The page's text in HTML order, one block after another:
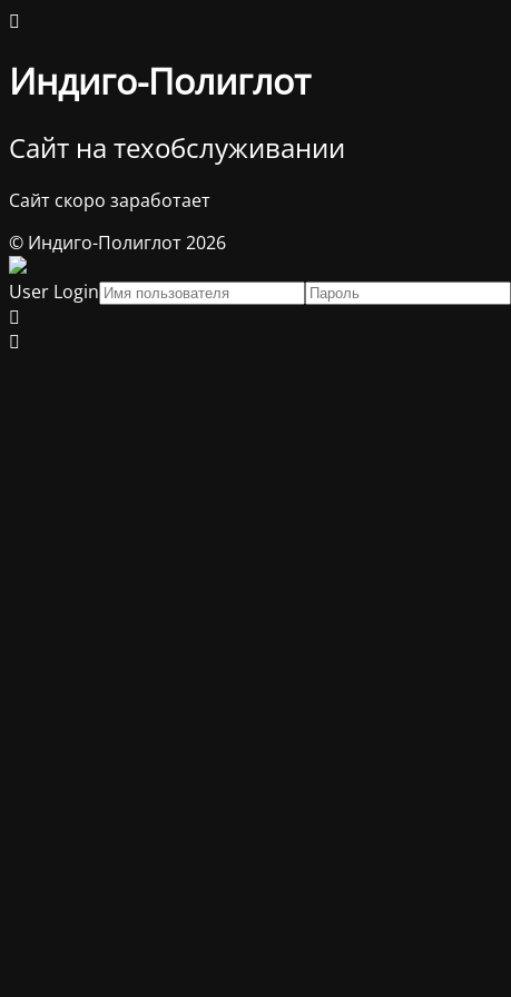
Индиго-Полиглот
Сайт на техобслуживании
Сайт скоро заработает
© Индиго-Полиглот 2026
User Login